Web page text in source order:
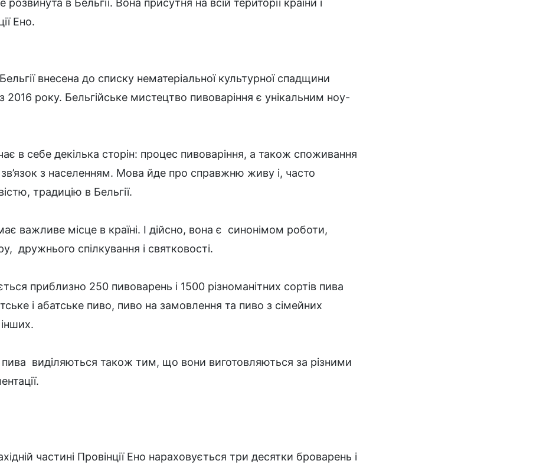
в Бельгії. Вона присутня на всій території країни і
Ено.
внесена до списку нематеріальної культурної спадщини
року. Бельгійське мистецтво пивоваріння є унікальним ноу-
в себе декілька сторін: процес пивоваріння, а також споживання
з населенням. Мова йде про справжню живу і, часто
традицію в Бельгії.
важливе місце в країні. І дійсно, вона є синонімом роботи,
дружнього спілкування і святковості.
приблизно 250 пивоварень і 1500 різноманітних сортів пива
і абатське пиво, пиво на замовлення та пиво з сімейних
пива виділяються також тим, що вони виготовляються за різними
частині Провінції Ено нараховується три десятки броварень і